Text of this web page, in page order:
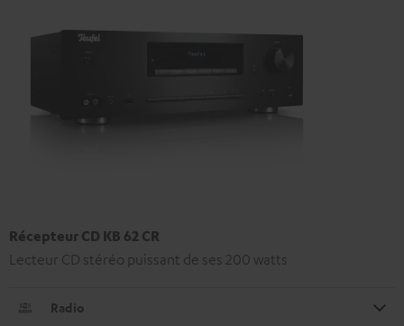
Récepteur CD KB 62 CR
Lecteur CD stéréo puissant de ses 200 watts
Radio